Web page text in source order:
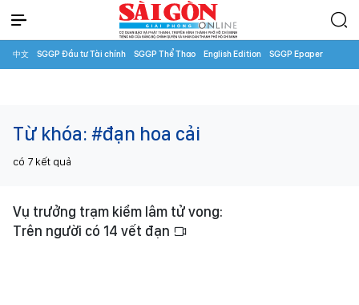
中文 SGGP Đầu tư Tài chính SGGP Thể Thao English Edition SGGP Epaper
Từ khóa: #đạn hoa cải
có 7 kết quả
Vụ trưởng trạm kiểm lâm tử vong:
Trên người có 14 vết đạn